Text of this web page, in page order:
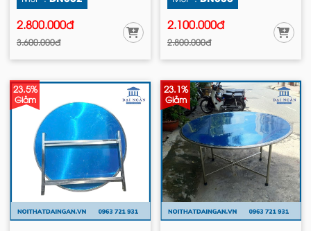
2.800.000đ
3.600.000đ
2.100.000đ
2.800.000đ
23.5%
Giảm
23.1%
Giảm